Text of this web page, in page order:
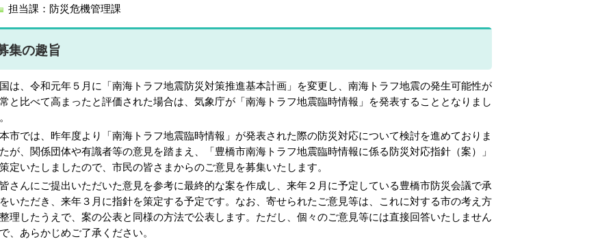
担当課：防災危機管理課
集の趣旨
、令和元年５月に「南海トラフ地震防災対策推進基本計画」を変更し、南海トラフ地震の発生可能性が
と比べて高まったと評価された場合は、気象庁が「南海トラフ地震臨時情報」を発表することとなりまし
では、昨年度より「南海トラフ地震臨時情報」が発表された際の防災対応について検討を進めておりま
が、関係団体や有識者等の意見を踏まえ、「豊橋市南海トラフ地震臨時情報に係る防災対応指針（案）」
定いたしましたので、市民の皆さまからのご意見を募集いたします。
んにご提出いただいた意見を参考に最終的な案を作成し、来年２月に予定している豊橋市防災会議で承
いただき、来年３月に指針を策定する予定です。なお、寄せられたご意見等は、これに対する市の考え方
理したうえで、案の公表と同様の方法で公表します。ただし、個々のご意見等には直接回答いたしません
、あらかじめご了承ください。